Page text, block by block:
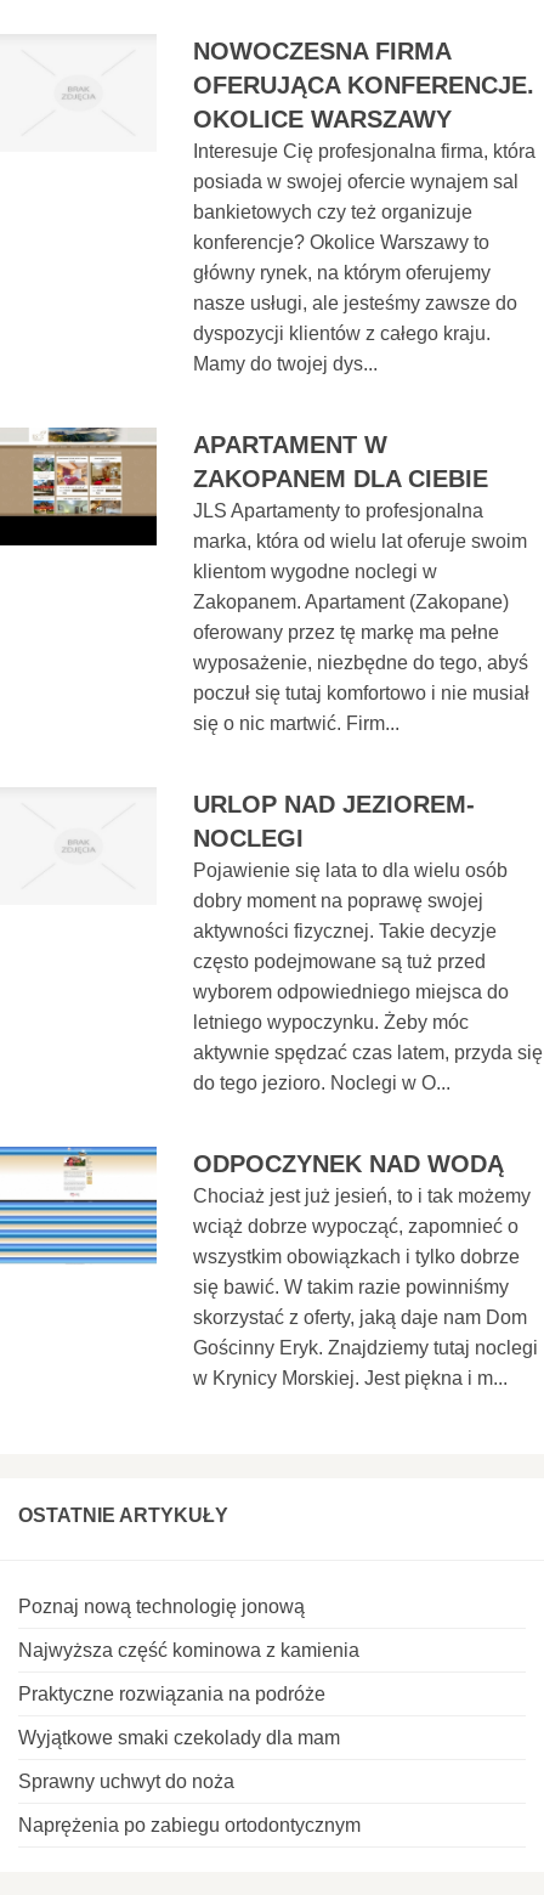
NOWOCZESNA FIRMA
OFERUJĄCA KONFERENCJE.
OKOLICE WARSZAWY
Interesuje Cię profesjonalna firma, która
posiada w swojej ofercie wynajem sal
bankietowych czy też organizuje
konferencje? Okolice Warszawy to
główny rynek, na którym oferujemy
nasze usługi, ale jesteśmy zawsze do
dyspozycji klientów z całego kraju.
Mamy do twojej dys...
APARTAMENT W
ZAKOPANEM DLA CIEBIE
JLS Apartamenty to profesjonalna
marka, która od wielu lat oferuje swoim
klientom wygodne noclegi w
Zakopanem. Apartament (Zakopane)
oferowany przez tę markę ma pełne
wyposażenie, niezbędne do tego, abyś
poczuł się tutaj komfortowo i nie musiał
się o nic martwić. Firm...
URLOP NAD JEZIOREM-
NOCLEGI
Pojawienie się lata to dla wielu osób
dobry moment na poprawę swojej
aktywności fizycznej. Takie decyzje
często podejmowane są tuż przed
wyborem odpowiedniego miejsca do
letniego wypoczynku. Żeby móc
aktywnie spędzać czas latem, przyda się
do tego jezioro. Noclegi w O...
ODPOCZYNEK NAD WODĄ
Chociaż jest już jesień, to i tak możemy
wciąż dobrze wypocząć, zapomnieć o
wszystkim obowiązkach i tylko dobrze
się bawić. W takim razie powinniśmy
skorzystać z oferty, jaką daje nam Dom
Gościnny Eryk. Znajdziemy tutaj noclegi
w Krynicy Morskiej. Jest piękna i m...
OSTATNIE ARTYKUŁY
Poznaj nową technologię jonową
Najwyższa część kominowa z kamienia
Praktyczne rozwiązania na podróże
Wyjątkowe smaki czekolady dla mam
Sprawny uchwyt do noża
Naprężenia po zabiegu ortodontycznym